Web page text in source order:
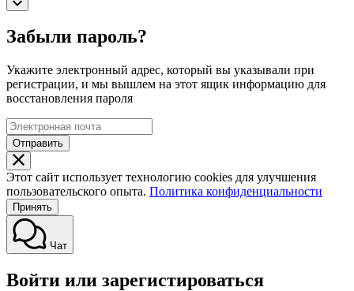
Забыли пароль?
Укажите электронный адрес, который вы указывали при
регистрации, и мы вышлем на этот ящик информацию для
восстановления пароля
Отправить
Этот сайт использует технологию cookies для улучшения
пользовательского опыта. Политика конфиденциальности
Принять
Чат
Войти или зарегистироваться